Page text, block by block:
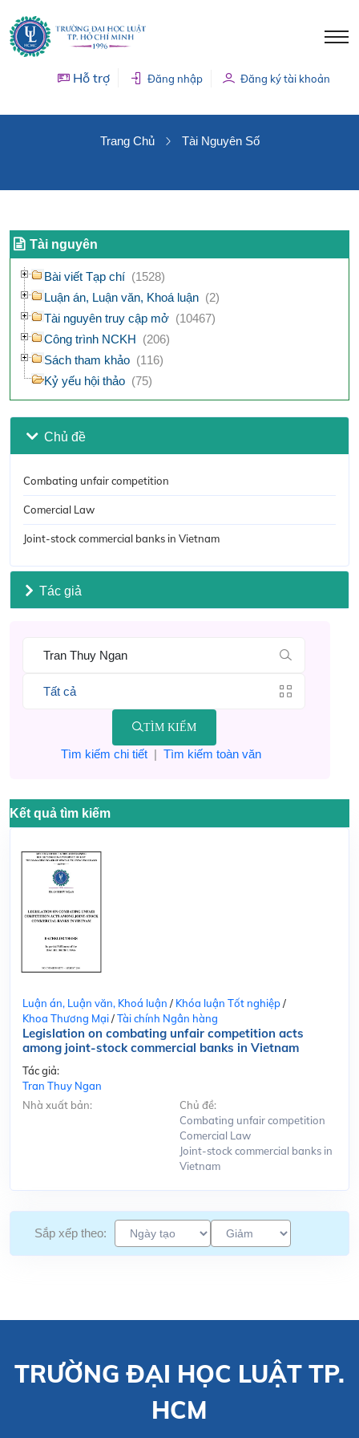
Hỗ trợ Đăng nhập Đăng ký tài khoản
Trang Chủ Tài Nguyên Số
Tài nguyên
Bài viết Tạp chí (1528)
Luận án, Luận văn, Khoá luận (2)
Tài nguyên truy cập mở (10467)
Công trình NCKH (206)
Sách tham khảo (116)
Kỷ yếu hội thảo (75)
Chủ đề
Combating unfair competition
Comercial Law
Joint-stock commercial banks in Vietnam
Tác giả
TÌM KIẾM
Tìm kiếm chi tiết| Tìm kiếm toàn văn
Kết quả tìm kiếm
Luận án, Luận văn, Khoá luận / Khóa luận Tốt nghiệp/
Khoa Thương Mại/Tài chính Ngân hàng
Legislation on combating unfair competition acts
among joint-stock commercial banks in Vietnam
Tác giả:
Tran Thuy Ngan
Nhà xuất bản:
Chủ đề:
Combating unfair competition
Comercial Law
Joint-stock commercial banks in
Vietnam
Sắp xếp theo:
TRƯỜNG ĐẠI HỌC LUẬT TP.
HCM